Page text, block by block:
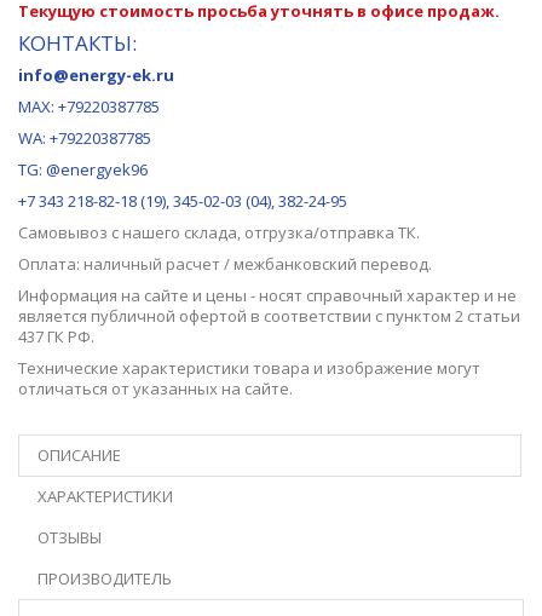
Текущую стоимость просьба уточнять в офисе продаж.
КОНТАКТЫ:
info@energy-ek.ru
MAX: +79220387785
WA: +79220387785
TG: @energyek96
+7 343 218-82-18 (19), 345-02-03 (04), 382-24-95
Самовывоз с нашего склада, отгрузка/отправка ТК.
Оплата: наличный расчет / межбанковский перевод.
Информация на сайте и цены - носят справочный характер и не
является публичной офертой в соответствии с пунктом 2 статьи
437 ГК РФ.
Технические характеристики товара и изображение могут
отличаться от указанных на сайте.
ОПИСАНИЕ
ХАРАКТЕРИСТИКИ
ОТЗЫВЫ
ПРОИЗВОДИТЕЛЬ